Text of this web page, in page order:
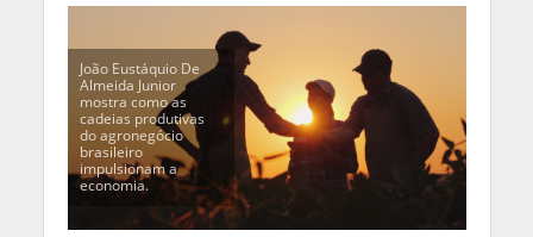
João Eustáquio De
Almeida Junior
mostra como as
cadeias produtivas
do agronegócio
brasileiro
impulsionam a
economia.